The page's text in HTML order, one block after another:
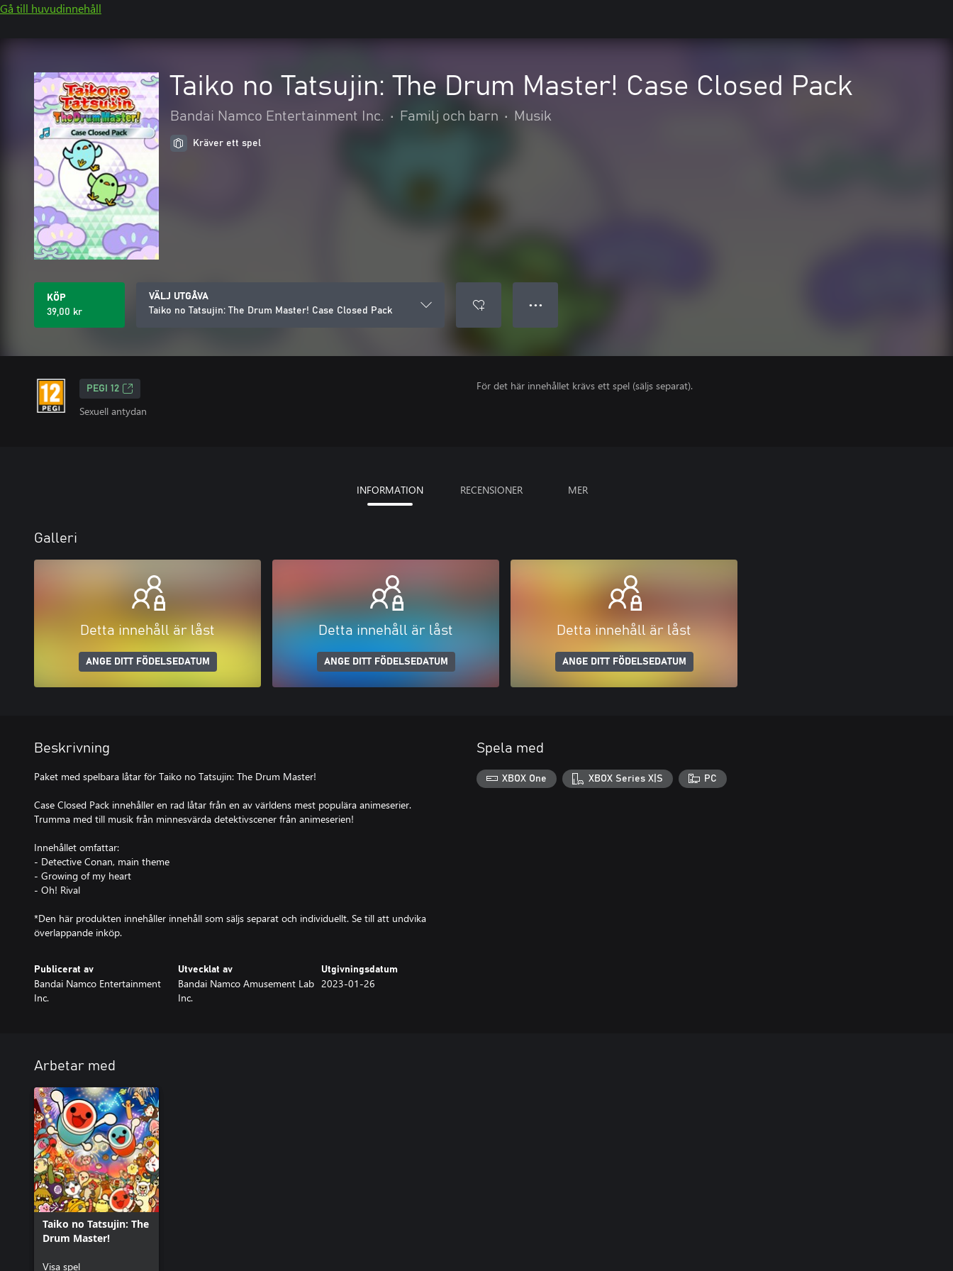
Gå till huvudinnehåll
Taiko no Tatsujin: The Drum Master! Case Closed Pack
Bandai Namco Entertainment Inc. • Familj och barn • Musik
Kräver ett spel
KÖP
39,00 kr
VÄLJ UTGÅVA
Taiko no Tatsujin: The Drum Master! Case Closed Pack
● ● ●
PEGI 12
Sexuell antydan
För det här innehållet krävs ett spel (säljs separat).
INFORMATION RECENSIONER MER
Galleri
Detta innehåll är låst
ANGE DITT FÖDELSEDATUM
Detta innehåll är låst
ANGE DITT FÖDELSEDATUM
Detta innehåll är låst
ANGE DITT FÖDELSEDATUM
Beskrivning
Paket med spelbara låtar för Taiko no Tatsujin: The Drum Master!
Case Closed Pack innehåller en rad låtar från en av världens mest populära animeserier.
Trumma med till musik från minnesvärda detektivscener från animeserien!
Innehållet omfattar:
- Detective Conan, main theme
- Growing of my heart
- Oh! Rival
*Den här produkten innehåller innehåll som säljs separat och individuellt. Se till att undvika
överlappande inköp.
Publicerat av
Bandai Namco Entertainment
Inc.
Utvecklat av
Bandai Namco Amusement Lab
Inc.
Utgivningsdatum
2023-01-26
Spela med
XBOX One XBOX Series X|S PC
Arbetar med
Taiko no Tatsujin: The
Drum Master!
Visa spel